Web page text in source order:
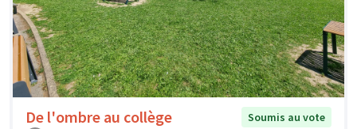
De l'ombre au collège
Soumis au vote